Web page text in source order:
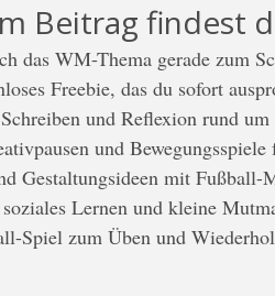
Beitrag findest
das WM-Thema gerade zum
Freebie, das du sofort
und Reflexion rund
und
Gestaltungsideen mit Fußball-
Lernen und kleine
Spiel zum Üben und